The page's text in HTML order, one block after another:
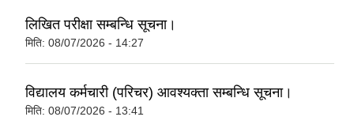
लिखित परीक्षा सम्बन्धि सूचना।
मिति: 08/07/2026 - 14:27
विद्यालय कर्मचारी (परिचर) आवश्यक्ता सम्बन्धि सूचना।
मिति: 08/07/2026 - 13:41